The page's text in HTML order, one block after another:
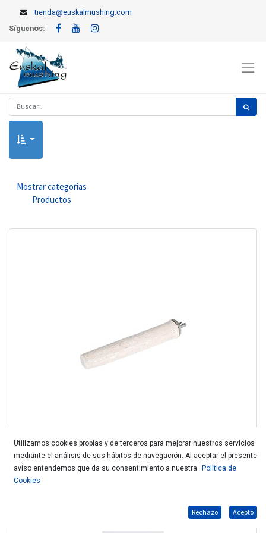
tienda@euskalmushing.com
Síguenos:
Mostrar categorías
Productos
KARLIE PALO CALCIO M 23CM 103017
Utilizamos cookies propias y de terceros para mejorar nuestros servicios
mediante el análisis de sus hábitos de navegación. Al aceptar el presente
aviso entendemos que da su consentimiento a nuestra
Política de
Cookies
Rechazo Acepto